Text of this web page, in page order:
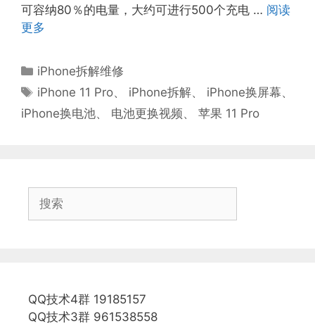
可容纳80％的电量，大约可进行500个充电 … 阅读
更多
分
类
iPhone拆解维修
标
iPhone 11 Pro、 iPhone拆解、 iPhone换屏幕、
iPhone换电池、 电池更换视频、 苹果 11 Pro
QQ技术4群 19185157
QQ技术3群 961538558